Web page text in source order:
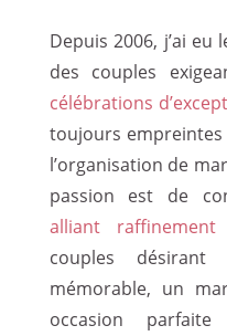
Depuis 2006, j’ai eu
des couples
célébrations
toujours empreintes
l’organisation de
passion est de
alliant
couples
mémorable, un
occasion